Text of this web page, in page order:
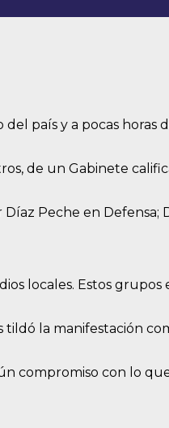
país y a pocas horas
de un Gabinete
Peche en Defensa;
locales. Estos grupos
tildó la manifestación
compromiso con lo